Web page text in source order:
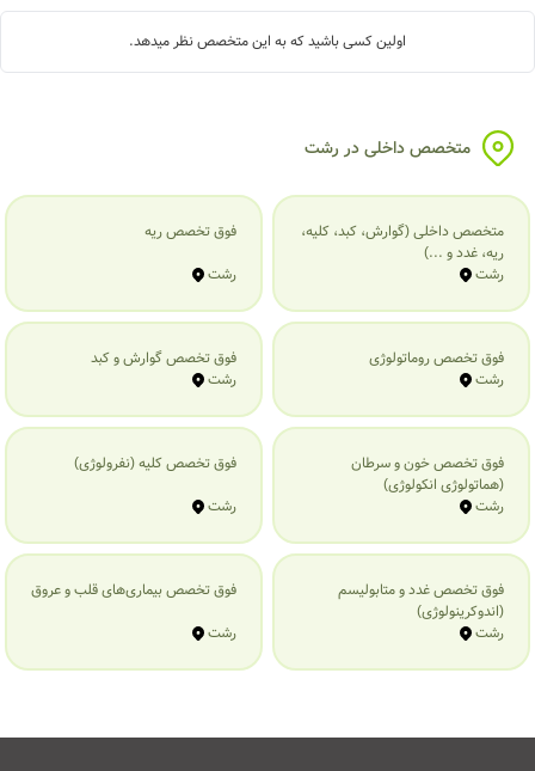
اولین کسی باشید که به این متخصص نظر میدهد.
متخصص داخلی در رشت
متخصص داخلی (گوارش، کبد، کلیه،
ریه، غدد و ...)
رشت
فوق تخصص ریه
رشت
فوق تخصص روماتولوژی
رشت
فوق تخصص گوارش و کبد
رشت
فوق تخصص خون و سرطان
(هماتولوژی انکولوژی)
رشت
فوق تخصص کلیه (نفرولوژی)
رشت
فوق تخصص غدد و متابولیسم
(اندوکرینولوژی)
رشت
فوق تخصص بیماری‌های قلب و عروق
رشت